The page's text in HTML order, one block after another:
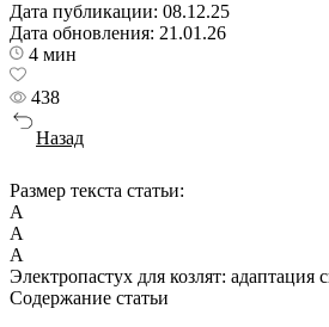
Дата публикации: 08.12.25
Дата обновления: 21.01.26
4 мин
438
Назад
Размер текста статьи:
А
А
А
Электропастух для козлят: адаптация
Содержание статьи